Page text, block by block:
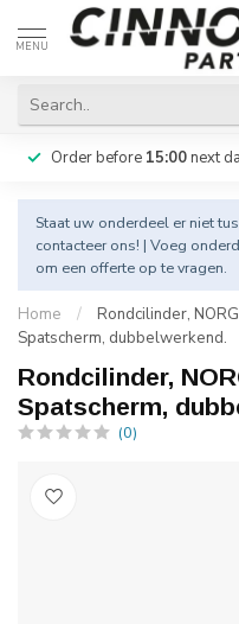
MENU
Order before 15:00next
Staat uw onderdeel er niet
contacteer ons! | Voeg
om een offerte op te vragen.
Home /
Rondcilinder,
Spatscherm, dubbelwerkend.
Rondcilinder,
Spatscherm,
(0)